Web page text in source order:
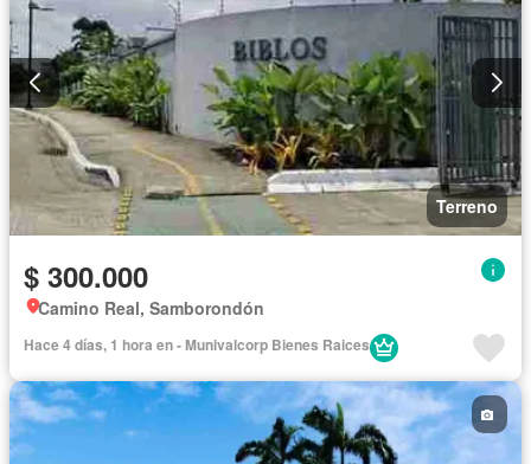
Terreno
$ 300.000
Camino Real, Samborondón
Hace 4 días, 1 hora en - Munivalcorp Bienes Raices